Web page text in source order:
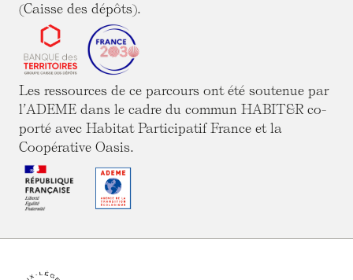
(Caisse des dépôts).
Les ressources de ce parcours ont été soutenue par
l’ADEME dans le cadre du commun HABIT&R co-
porté avec Habitat Participatif France et la
Coopérative Oasis.